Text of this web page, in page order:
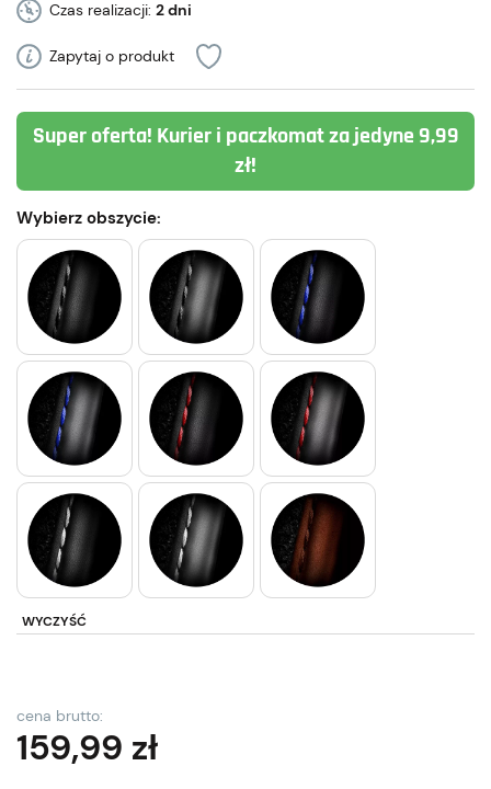
Czas realizacji: 2 dni
Zapytaj o produkt
Super oferta! Kurier i paczkomat za jedyne 9,99
zł!
Wybierz obszycie:
WYCZYŚĆ
cena brutto:
159,99 zł